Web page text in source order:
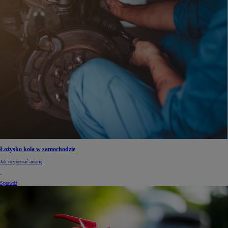
Łożysko koła w samochodzie
Jak rozpoznać awarię
Sprawdź